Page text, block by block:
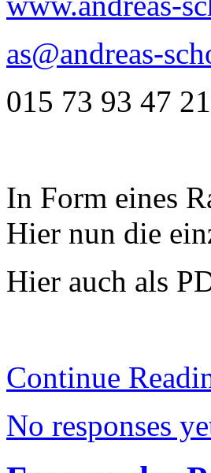
as@andreas-
015 73 93 47
In Form eines
Hier nun die
Hier auch als
Continue
No responses